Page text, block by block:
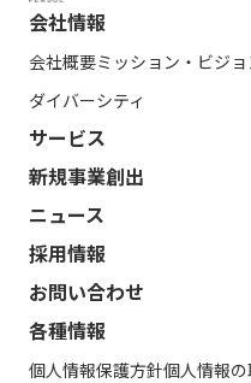
会社情報
会社概要ミッション・ビジョ
ダイバーシティ
サービス
新規事業創出
ニュース
採用情報
お問い合わせ
各種情報
個人情報保護方針個人情報